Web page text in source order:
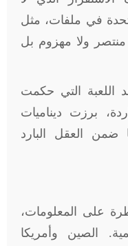
في ملفات، مثل
منتصر ولا مهزوم بل
اللعبة التي حكمت
برزت ديناميات
ضمن العقل البارد
على المعلومات،
الصين وأمريكا